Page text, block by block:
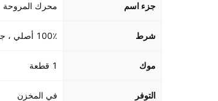
جزء اسم محرك المروحة
شرط 100٪ أصلي ، جديد
موك 1 قطعة
التوفر في المخزن